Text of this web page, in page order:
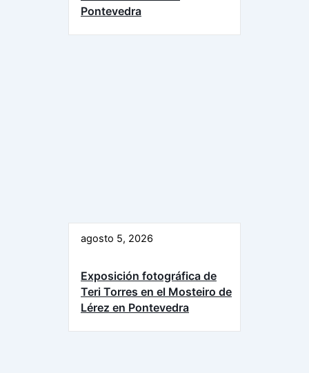
Pontevedra
agosto 5, 2026
Exposición fotográfica de
Teri Torres en el Mosteiro de
Lérez en Pontevedra